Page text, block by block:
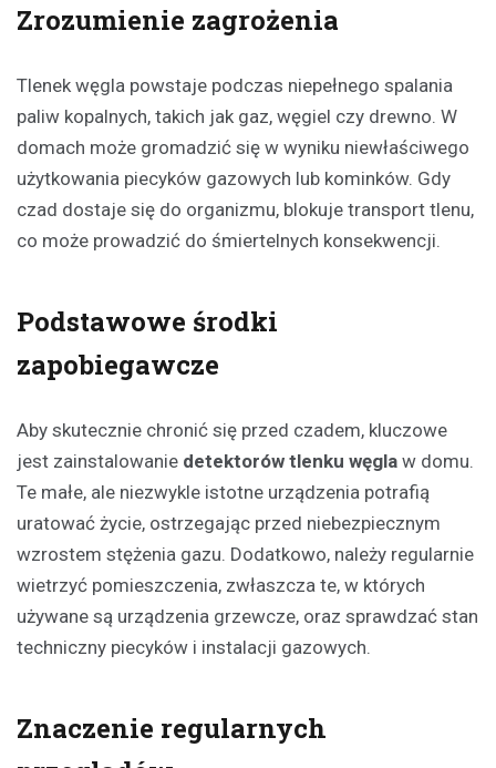
Zrozumienie zagrożenia
Tlenek węgla powstaje podczas niepełnego spalania
paliw kopalnych, takich jak gaz, węgiel czy drewno. W
domach może gromadzić się w wyniku niewłaściwego
użytkowania piecyków gazowych lub kominków. Gdy
czad dostaje się do organizmu, blokuje transport tlenu,
co może prowadzić do śmiertelnych konsekwencji.
Podstawowe środki
zapobiegawcze
Aby skutecznie chronić się przed czadem, kluczowe
jest zainstalowanie detektorów tlenku węgla w domu.
Te małe, ale niezwykle istotne urządzenia potrafią
uratować życie, ostrzegając przed niebezpiecznym
wzrostem stężenia gazu. Dodatkowo, należy regularnie
wietrzyć pomieszczenia, zwłaszcza te, w których
używane są urządzenia grzewcze, oraz sprawdzać stan
techniczny piecyków i instalacji gazowych.
Znaczenie regularnych